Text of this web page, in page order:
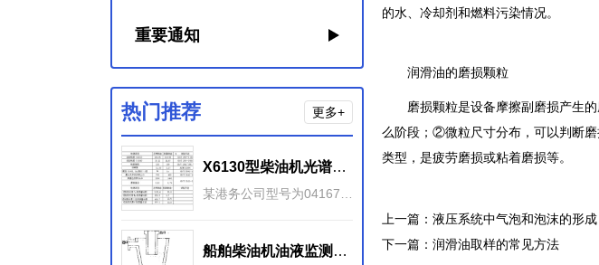
重要通知
热门推荐 更多+
X6130型柴油机光谱、铁谱和理化分析监测
船舶柴油机油液监测的数据来源
的水、冷却剂和燃料污染情况。
润滑油的磨损颗粒
磨损颗粒是设备摩擦副磨损产生的
么阶段；②微粒尺寸分布，可以判断
类型，是疲劳磨损或粘着磨损等。
上一篇：液压系统中气泡和泡沫的形成
下一篇：润滑油取样的常见方法